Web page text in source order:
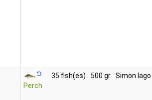
Perch
35 fish(es) 500 gr Simon lago